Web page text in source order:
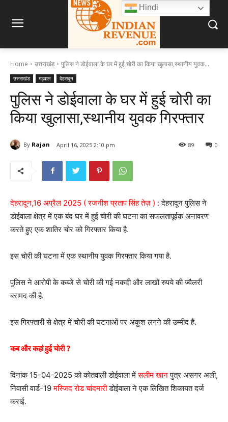
Home उत्तराखंड पुलिस ने डोईवाला के घर में हुई चोरी का किया खुलासा,स्थानीय युवक...
उत्तराखंड गढ़वाल देहरादून
पुलिस ने डोईवाला के घर में हुई चोरी का
किया खुलासा,स्थानीय युवक गिरफ्तार
By Rajan April 16, 2025 2:10 pm 0
89
देहरादून,16 अप्रैल 2025 ( रजनीश प्रताप सिंह तेज़ ) : देहरादून पुलिस ने
डोईवाला क्षेत्र में एक बंद घर में हुई चोरी की घटना का सफलतापूर्वक अनावरण
करते हुए एक शातिर चोर को गिरफ्तार किया है.
इस चोरी की घटना में एक स्थानीय युवक गिरफ्तार किया गया है.
पुलिस ने आरोपी के कब्जे से चोरी की गई नकदी और लाखों रुपये की ज्वैलरी
बरामद की है.
इस गिरफ्तारी से क्षेत्र में चोरी की घटनाओं पर अंकुश लगने की उम्मीद है.
कब और कहां हुई चोरी ?
दिनांक 15-04-2025 को कोतवाली डोईवाला मेंसलीम खानपुत्र असगर अली,
निवासी वार्ड-19मस्जिद रोड चांदमारीडोईवाला ने एक लिखित शिकायत दर्ज
कराई.
Hindi